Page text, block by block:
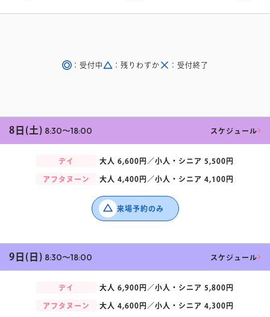
イベント
マイページ
：受付中 ：残りわずか ：受付終了
8日(土) 8:30〜18:00 スケジュール
デイ 大人 6,600円／小人・シニア 5,500円
アフタヌーン 大人 4,400円／小人・シニア 4,100円
来場予約のみ
9日(日) 8:30〜18:00 スケジュール
デイ 大人 6,900円／小人・シニア 5,800円
アフタヌーン 大人 4,600円／小人・シニア 4,300円